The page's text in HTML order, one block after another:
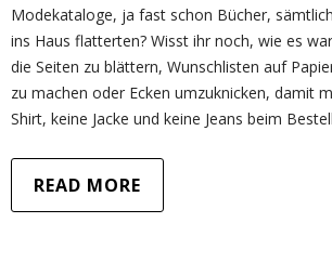
Modekataloge, ja fast schon Bücher,
ins Haus flatterten? Wisst ihr noch, wie es
die Seiten zu blättern, Wunschlisten auf
zu machen oder Ecken umzuknicken, damit
Shirt, keine Jacke und keine Jeans beim
READ MORE